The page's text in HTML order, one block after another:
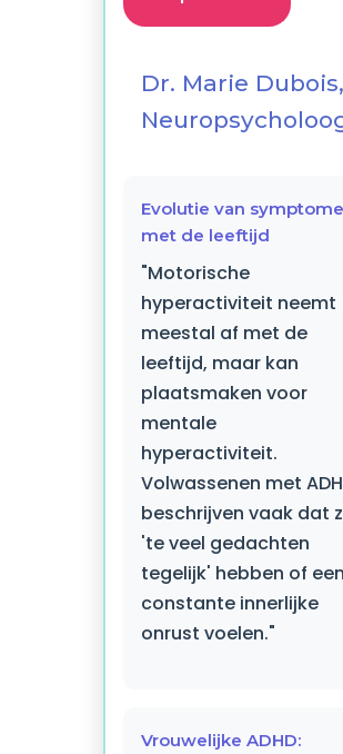
Dr. Marie Dubois,
Evolutie van
met de leeftijd
"Motorische
hyperactiviteit neemt
meestal af met de
leeftijd, maar kan
plaatsmaken voor
mentale
hyperactiviteit.
Volwassenen met
beschrijven vaak dat
'te veel gedachten
tegelijk' hebben of een
constante innerlijke
onrust voelen."
Vrouwelijke ADHD: